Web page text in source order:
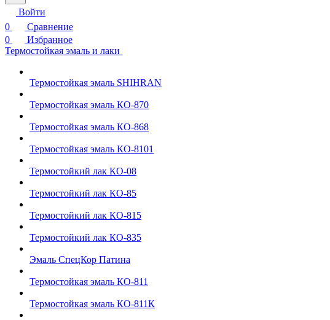
Войти
0
Сравнение
0
Избранное
Термостойкая эмаль и лаки
Термостойкая эмаль SHIHRAN
Термостойкая эмаль КО-870
Термостойкая эмаль КО-868
Термостойкая эмаль КО-8101
Термостойкий лак КО-08
Термостойкий лак КО-85
Термостойкий лак КО-815
Термостойкий лак КО-835
Эмаль СпецКор Патина
Термостойкая эмаль КО-811
Термостойкая эмаль КО-811К